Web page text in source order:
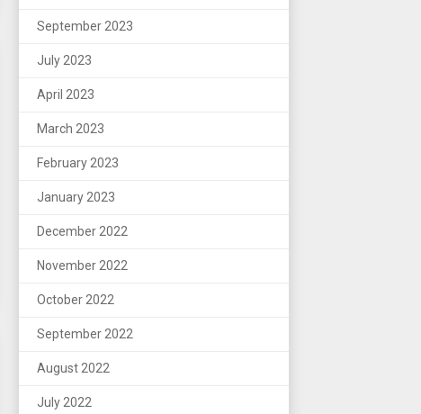
September 2023
July 2023
April 2023
March 2023
February 2023
January 2023
December 2022
November 2022
October 2022
September 2022
August 2022
July 2022